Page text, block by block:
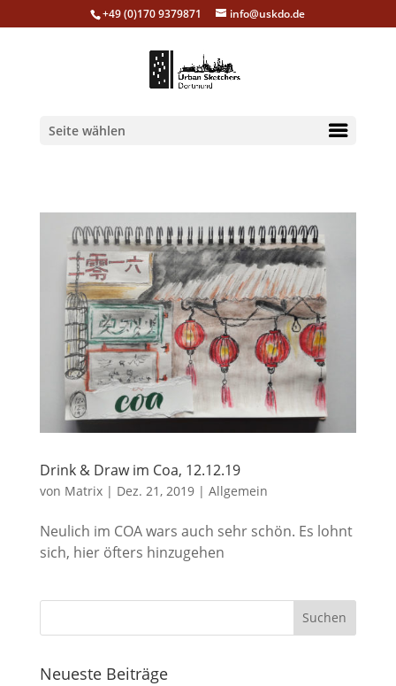
+49 (0)170 9379871 info@uskdo.de
Seite wählen
Drink & Draw im Coa, 12.12.19
von Matrix| Dez. 21, 2019| Allgemein
Neulich im COA wars auch sehr schön. Es lohnt
sich, hier öfters hinzugehen
Neueste Beiträge